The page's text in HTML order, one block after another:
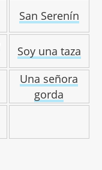
San Serenín
Soy una taza
Una señora
gorda